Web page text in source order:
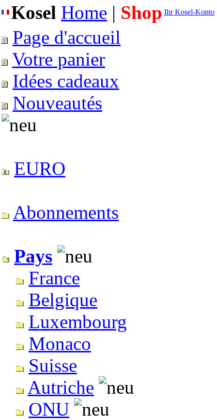
Kosel Home | Shop Ihr Kosel-Konto
Page d'accueil
Votre panier
Idées cadeaux
Nouveautés
EURO
Abonnements
Pays
France
Belgique
Luxembourg
Monaco
Suisse
Autriche
ONU